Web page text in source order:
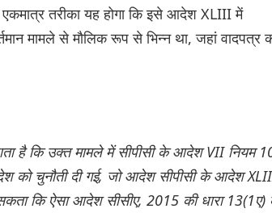
तरीका यह होगा कि इसे आदेश XLIII में
मामले से मौलिक रूप से भिन्न था, जहां वादपत्र
है कि उक्त मामले में सीपीसी के आदेश VII नियम
चुनौती दी गई, जो आदेश सीपीसी के आदेश
कि ऐसा आदेश सीसीए, 2015 की धारा